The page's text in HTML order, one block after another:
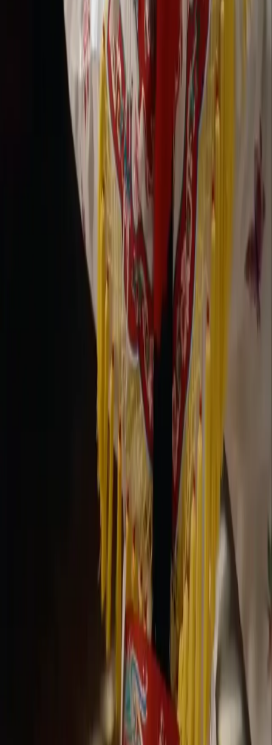
Workflow-Toolkit im Delphin-Stil
Generieren
Prompt-Chat
KI-Video Preisguide
Nutzungsbedingungen
Datenschutz
Rückerstattung
Kontakt Delphin
Wan 2.7 AI Video wan27.click
DeepSeek V4 Pro Hub deepseekv4pro.com
Copyright © 2026 Delphin Studio. Alle Rechte vorbehalten.
DeepSeek offiziell folgen